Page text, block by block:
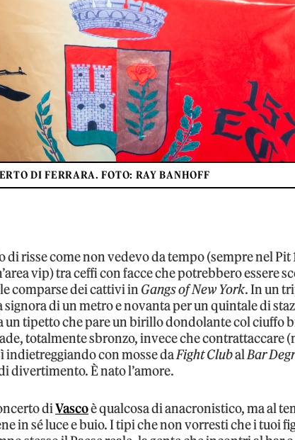
DI FERRARA. FOTO: RAY BANHOFF
di risse come non vedevo da tempo (sempre nel Pit
vip) tra ceffi con facce che potrebbero essere
comparse dei cattivi in Gangs of New York. In un
di un metro e novanta per un quintale di
un tipetto che pare un birillo dondolante col ciuffo
totalmente sbronzo, invece che contrattaccare
indietreggiando con mosse daFight Clubal Bar
divertimento. È nato l’amore.
diVascoè qualcosa di anacronistico, ma al
in sé luce e buio. I tipi che non vorresti che i tuoi